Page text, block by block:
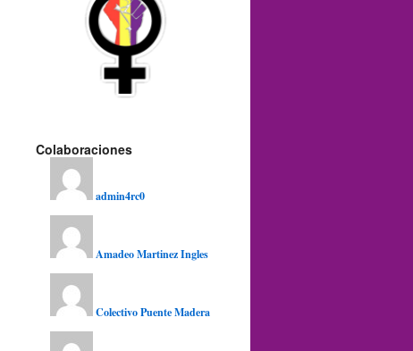
Colaboraciones
admin4rc0
Amadeo Martinez Ingles
Colectivo Puente Madera